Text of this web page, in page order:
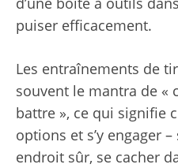
puiser efficacement.
Les entraînements de
souvent le mantra de «
battre », ce qui signifie
options et s’y engager
endroit sûr, se cacher